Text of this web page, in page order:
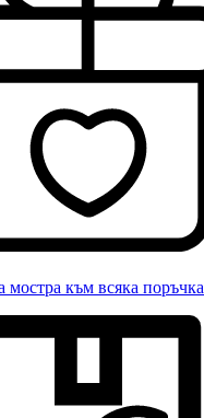
мостра към всяка поръчка